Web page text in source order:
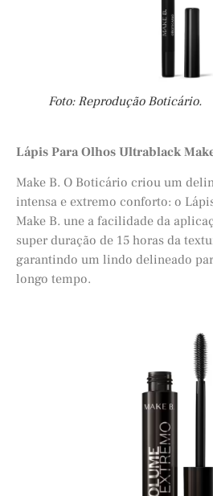
Foto: Reprodução Boticário.
Lápis Para Olhos Ultrablack
Make B. O Boticário criou um
intensa e extremo conforto: o
Make B. une a facilidade da
super duração de 15 horas da
garantindo um lindo delineado
longo tempo.